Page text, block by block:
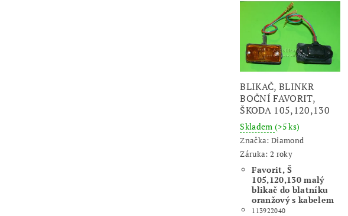
BLIKAČ, BLINKR
BOČNÍ FAVORIT,
ŠKODA 105,120,130
Skladem (>5 ks)
Značka: Diamond
Záruka: 2 roky
Favorit, Š
105,120,130 malý
blikač do blatníku
oranžový s kabelem
113922040